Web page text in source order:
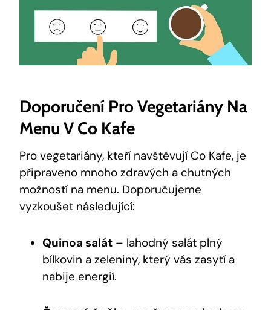
Doporučení Pro Vegetariány Na
Menu V Co Kafe
Pro vegetariány, kteří navštěvují Co Kafe, je
připraveno mnoho zdravých a chutných
možností na menu. Doporučujeme
vyzkoušet následující:
Quinoa salát – lahodný salát plný
bílkovin a zeleniny, který vás zasytí a
nabije energií.